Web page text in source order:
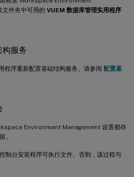
件夹中可用的 VUEM 数据库管理实用程序
构服务
程序重新配置基础结构服务。请参阅 配置基
Environment Management 设置都存
。
制台安装程序可执行文件。否则，该过程与